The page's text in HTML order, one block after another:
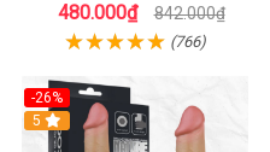
480.000₫ 842.000₫
(766)
-26%
5